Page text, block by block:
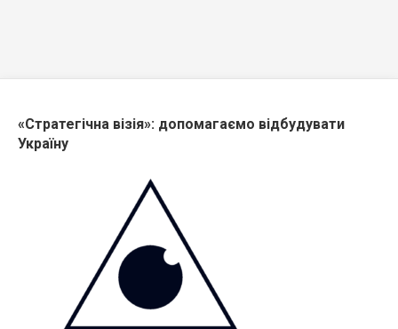
«Стратегічна візія»: допомагаємо відбудувати
Україну